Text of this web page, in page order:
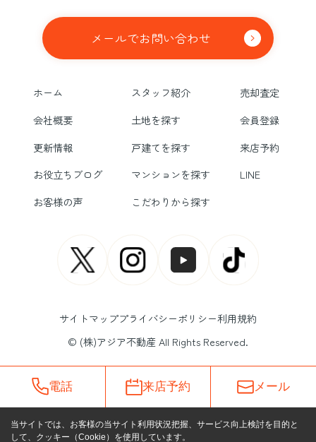
メールでお問い合わせ
ホーム スタッフ紹介
売却査定
会社概要
土地を探す
会員登録
更新情報
戸建てを探す
来店予約
お役立ちブログ
マンションを探す
LINE
お客様の声
こだわりから探す
サイトマッププライバシーポリシー利用規約
© (株)アジア不動産 All Rights Reserved.
電話 来店予約 メール
当サイトでは、お客様の当サイト利用状況把握、サービス向上検討を目的と
して、クッキー（Cookie）を使用しています。